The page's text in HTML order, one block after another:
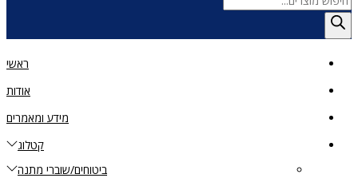
search
ראשי
אודות
מידע ומאמרים
קטלוג
ביטוחים/שוברי מתנה